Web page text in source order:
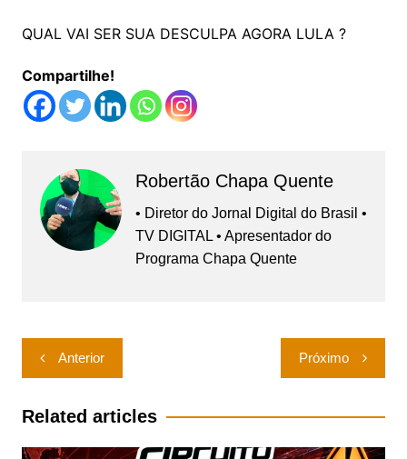
QUAL VAI SER SUA DESCULPA AGORA LULA ?
Compartilhe!
Robertão Chapa Quente
• Diretor do Jornal Digital do Brasil •
TV DIGITAL • Apresentador do
Programa Chapa Quente
Navegação
de
Post
Anterior Próximo
Related articles